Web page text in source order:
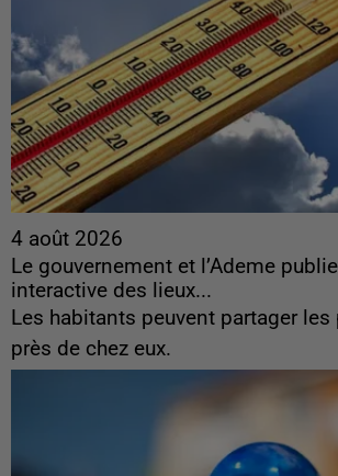
4 août 2026
Le gouvernement et l’Ademe
interactive des lieux...
Les habitants peuvent partager
près de chez eux.